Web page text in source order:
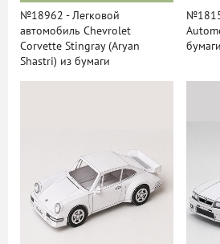
№18962 - Легковой
автомобиль Chevrolet
Corvette Stingray (Aryan
Shastri) из бумаги
бумаги